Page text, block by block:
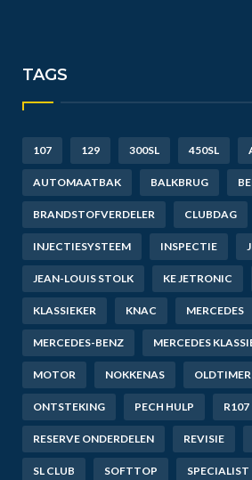
TAGS
107 129 300SL 450SL
AUTOMAATBAK BALKBRUG
BRANDSTOFVERDELER CLUBDAG
INJECTIESYSTEEM INSPECTIE
JEAN-LOUIS STOLK KE JETRONIC
KLASSIEKER KNAC MERCEDES
MERCEDES-BENZ MERCEDES
MOTOR NOKKENAS OLDTIMER
ONTSTEKING PECH HULP R107
RESERVE ONDERDELEN REVISIE
SL CLUB SOFTTOP SPECIALIST